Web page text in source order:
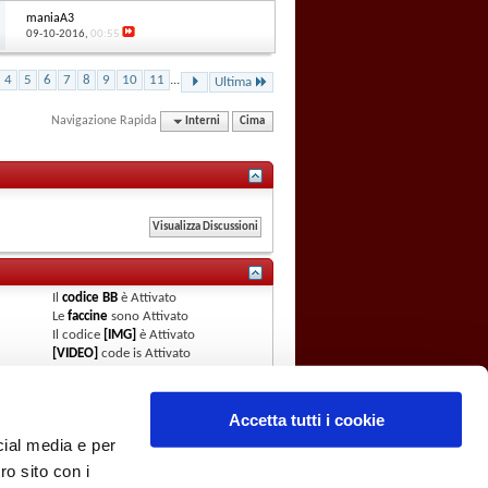
media e per
sito con i
Accetta tutti i cookie
maniaA3
09-10-2016, 00:55
4 5 6 7 8 9 10 11 ... Ultima
Navigazione Rapida Interni Cima
Ilcodice BB èAttivato
Lefaccine sonoAttivato
Il codice [IMG] èAttivato
[VIDEO] code isAttivato
Regole del Forum
Forum Archivio